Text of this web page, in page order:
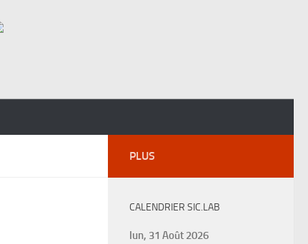
PLUS
CALENDRIER SIC.LAB
lun, 31 Août 2026